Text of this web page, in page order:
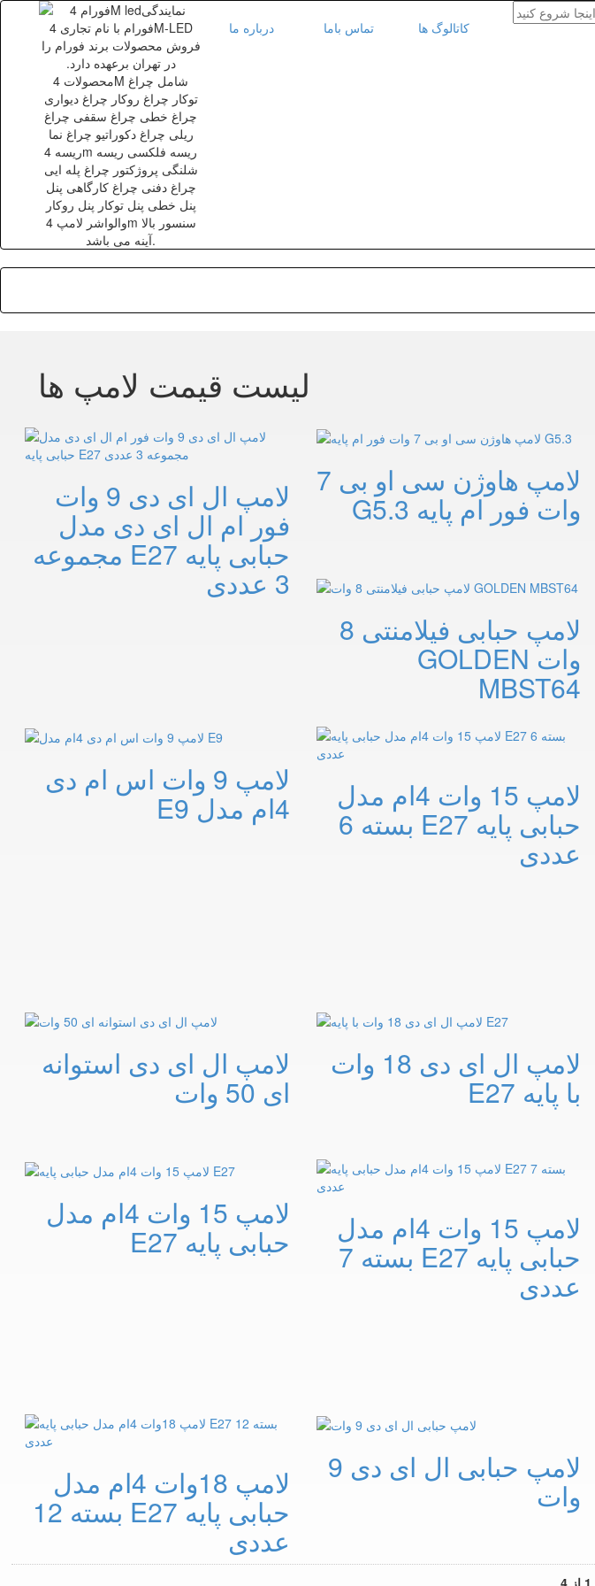
درباره ما تماس باما کاتالوگ ها
لیست قیمت لامپ ها
لامپ ال ای دی 9 وات
فور ام ال ای دی مدل
حبابی پایه E27 مجموعه
3 عددی
لامپ هاوژن سی او بی 7
وات فور ام پایه G5.3
لامپ حبابی فیلامنتی 8
وات GOLDEN
MBST64
لامپ 9 وات اس ام دی
4ام مدل E9 لامپ 15 وات 4ام مدل
حبابی پایه E27 بسته 6
عددی
لامپ ال ای دی استوانه
ای 50 وات
لامپ ال ای دی 18 وات
با پایه E27
لامپ 15 وات 4ام مدل
حبابی پایه E27 لامپ 15 وات 4ام مدل
حبابی پایه E27 بسته 7
عددی
لامپ 18وات 4ام مدل
حبابی پایه E27 بسته 12
عددی
لامپ حبابی ال ای دی 9
وات